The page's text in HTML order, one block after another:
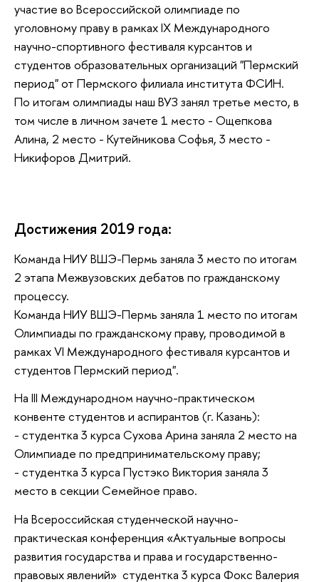
участие во Всероссийской олимпиаде по
уголовному праву в рамках IX Международного
научно-спортивного фестиваля курсантов и
студентов образовательных организаций "Пермский
период" от Пермского филиала института ФСИН.
По итогам олимпиады наш ВУЗ занял третье место, в
том числе в личном зачете 1 место - Ощепкова
Алина, 2 место - Кутейникова Софья, 3 место -
Никифоров Дмитрий.
Достижения 2019 года:
Команда НИУ ВШЭ-Пермь заняла 3 место по итогам
2 этапа Межвузовских дебатов по гражданскому
процессу.
Команда НИУ ВШЭ-Пермь заняла 1 место по итогам
Олимпиады по гражданскому праву, проводимой в
рамках VI Международного фестиваля курсантов и
студентов Пермский период".
На III Международном научно-практическом
конвенте студентов и аспирантов (г. Казань):
- студентка 3 курса Сухова Арина заняла 2 место на
Олимпиаде по предпринимательскому праву;
- студентка 3 курса Пустэко Виктория заняла 3
место в секции Семейное право.
На Всероссийская студенческой научно-
практическая конференция «Актуальные вопросы
развития государства и права и государственно-
правовых явлений» студентка 3 курса Фокс Валерия